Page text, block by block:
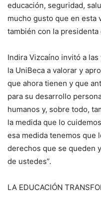
educación, seguridad,
mucho gusto que en esta
también con la presidenta
Indira Vizcaíno invitó a
la UniBeca a valorar y
que ahora tienen y que
para su desarrollo
humanos y, sobre todo,
la medida que lo
esa medida tenemos que
derechos que se queden
de ustedes”.
LA EDUCACIÓN